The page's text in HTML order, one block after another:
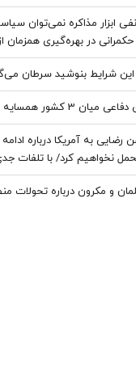
دیپلماسی بدون پشتیبانی
نفی ابزار مذاکره نمی‌توان
در بهره‌گیری همزمان
است، نه حذف یکی
این شرایط بنوشید سرطان
3 کشور همسایه ایران
به آمریکا درباره
کرد/ با تلفات جدی روبرو خواهید شد
و مکرون درباره تحولات